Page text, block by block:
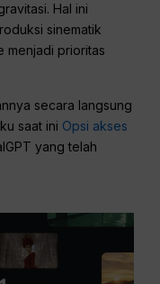
Hal ini
sinematik
menjadi prioritas
secara langsung
saat ini Opsi akses
yang telah